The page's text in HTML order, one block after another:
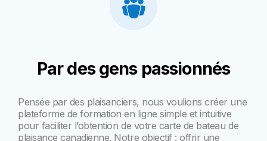
Par des gens passionnés
Pensée par des plaisanciers, nous voulions créer une
plateforme de formation en ligne simple et intuitive
pour faciliter l’obtention de votre carte de bateau de
plaisance canadienne. Notre objectif : offrir une